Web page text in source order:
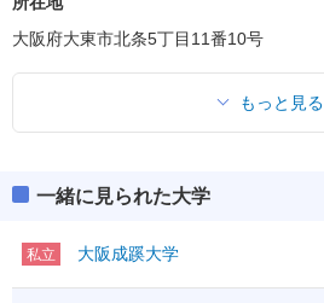
大阪府大東市北条5丁目11番10号
もっと見る
一緒に見られた大学
私立 大阪成蹊大学